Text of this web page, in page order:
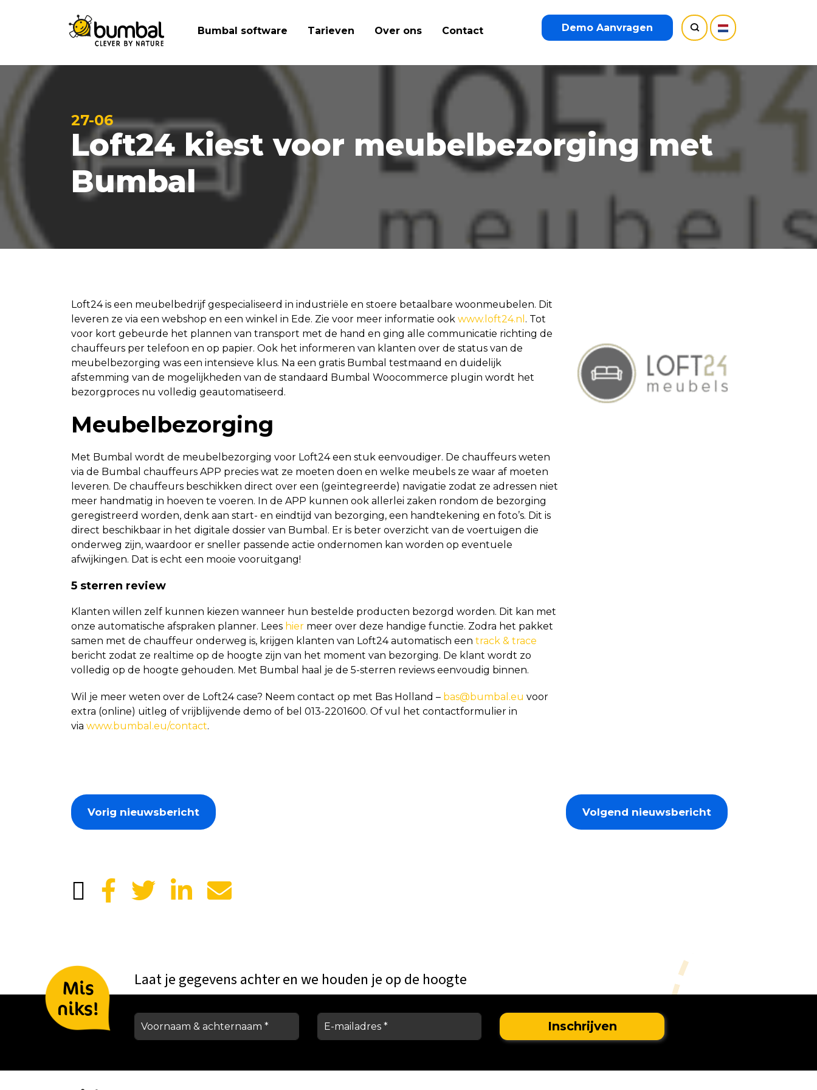
Bumbal software Tarieven Over ons Contact Demo Aanvragen
27-06
Loft24 kiest voor meubelbezorging met
Bumbal
Loft24 is een meubelbedrijf gespecialiseerd in industriële en stoere betaalbare woonmeubelen. Dit
leveren ze via een webshop en een winkel in Ede. Zie voor meer informatie ook www.loft24.nl . Tot
voor kort gebeurde het plannen van transport met de hand en ging alle communicatie richting de
chauffeurs per telefoon en op papier. Ook het informeren van klanten over de status van de
meubelbezorging was een intensieve klus. Na een gratis Bumbal testmaand en duidelijk
afstemming van de mogelijkheden van de standaard Bumbal Woocommerce plugin wordt het
bezorgproces nu volledig geautomatiseerd.
Meubelbezorging
Met Bumbal wordt de meubelbezorging voor Loft24 een stuk eenvoudiger. De chauffeurs weten
via de Bumbal chauffeurs APP precies wat ze moeten doen en welke meubels ze waar af moeten
leveren. De chauffeurs beschikken direct over een (geïntegreerde) navigatie zodat ze adressen niet
meer handmatig in hoeven te voeren. In de APP kunnen ook allerlei zaken rondom de bezorging
geregistreerd worden, denk aan start- en eindtijd van bezorging, een handtekening en foto’s. Dit is
direct beschikbaar in het digitale dossier van Bumbal. Er is beter overzicht van de voertuigen die
onderweg zijn, waardoor er sneller passende actie ondernomen kan worden op eventuele
afwijkingen. Dat is echt een mooie vooruitgang!
5 sterren review
Klanten willen zelf kunnen kiezen wanneer hun bestelde producten bezorgd worden. Dit kan met
onze automatische afspraken planner. Lees hier meer over deze handige functie. Zodra het pakket
samen met de chauffeur onderweg is, krijgen klanten van Loft24 automatisch een track & trace
bericht zodat ze realtime op de hoogte zijn van het moment van bezorging. De klant wordt zo
volledig op de hoogte gehouden. Met Bumbal haal je de 5-sterren reviews eenvoudig binnen.
Wil je meer weten over de Loft24 case? Neem contact op met Bas Holland – bas@bumbal.eu voor
extra (online) uitleg of vrijblijvende demo of bel 013-2201600. Of vul het contactformulier in
via www.bumbal.eu/contact.
Vorig nieuwsbericht Volgend nieuwsbericht
Laat je gegevens achter en we houden je op de hoogte
Mis
niks!